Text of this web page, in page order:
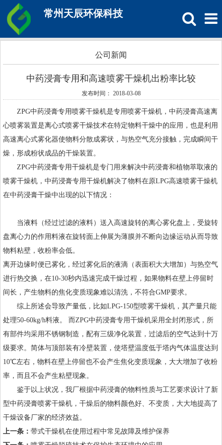
常州天辰环保科技
公司新闻
中药浸膏专用和高速喷雾干燥机出粉率比较
发布时间： 2018-03-08
ZPG中药浸膏专用喷雾干燥机是专用喷雾干燥机，中药浸膏高速离
心喷雾装置是离心式喷雾干燥技术在特定物料干燥中的应用，也是利用
高速离心式雾化器使物料分散成雾状，与热空气充分接触，完成瞬间干
燥，形成粉状成品的干燥装置。
ZPG中药浸膏专用干燥机是专门用来解决中药浸膏和植物萃取液的
喷雾干燥机，中药浸膏专用干燥机解决了物料在原LPG高速喷雾干燥机
在中药浸膏干燥中出现的以下情况：
当液料（经过过滤的液料）送入高速旋转的离心雾化盘上，受旋转
盘离心力的作用料液在旋转面上伸展为薄膜并不断向边缘运动从而导致
物料粘壁，收粉率会低。
离开边缘时便已雾化，经过雾化后的液滴（表面积大大增加）与热空气
进行热交换，在10-30秒内迅速完成干燥过程，如果物料在壁上停留时
间长，产生物料的焦化变质现象难以清洗，不符合GMP要求。
综上所述会导致产量低，比如LPG-150型喷雾干燥机，其产量只能
处理50-60kg/h料液。 而ZPG中药浸膏专用干燥机采用全封闭形式，所
有部件均采用不锈钢制造，配有三级净化装置，过滤后的空气达到十万
级要求。简体与顶部装有冷壁装置，使塔壁温度低于塔内气体温度达到
10℃左右，物料在壁上停留也不会产生焦化变质现象，大大增加了收粉
率，而且不会产生粘壁现象。
鉴于以上状况，我厂根据中药浸膏的物料性质与工艺要求设计了新
型中药浸膏喷雾干燥机，干燥后的物料颜色好、不变质，大大地提高了
干燥设备厂家的经济效益。
上一条： 带式干燥机在使用过程中常见故障及维护保养